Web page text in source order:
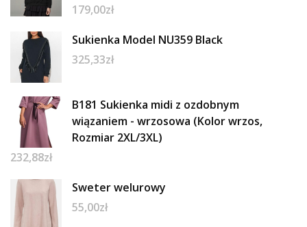
179,00zł
Sukienka Model NU359 Black
325,33zł
B181 Sukienka midi z ozdobnym
wiązaniem - wrzosowa (Kolor wrzos,
Rozmiar 2XL/3XL)
232,88zł
Sweter welurowy
55,00zł